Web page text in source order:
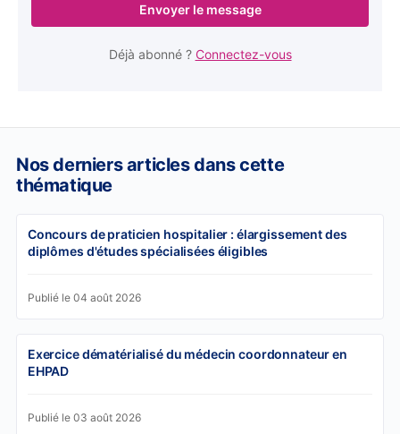
Envoyer le message
Déjà abonné ? Connectez-vous
Nos derniers articles dans cette
thématique
Concours de praticien hospitalier : élargissement des
diplômes d'études spécialisées éligibles
Publié le 04 août 2026
Exercice dématérialisé du médecin coordonnateur en
EHPAD
Publié le 03 août 2026